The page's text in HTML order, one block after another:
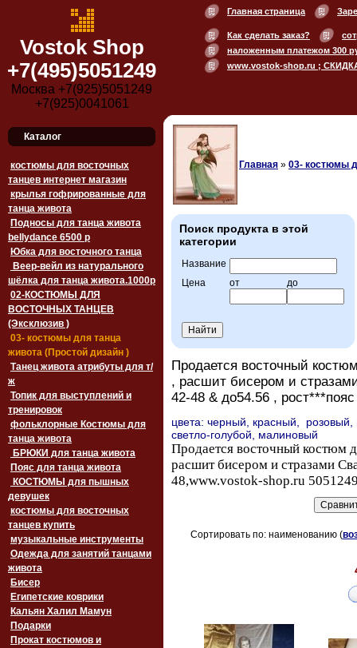
Vostok Shop
+7(495)5051249
Москва +7(925)5051249
+7(925)0041061
Главная страница
Как сделать заказ?
наложенным платежом 300
www.vostok-shop.ru ;
Каталог
костюмы для восточных
танцев интернет магазин
крылья гофрированные для
танца живота
Подносы для танца живота
bellydance 6500 p
Юбка для восточного танца
Веер-вейл из натурального
шёлка для танца живота.1000p
02-КОСТЮМЫ ДЛЯ
ВОСТОЧНЫХ ТАНЦЕВ
(Эксклюзив )
03- костюмы для танца
живота (Простой дизайн )
Танец живота атрибуты для т/
ж
Топик для выступлений и
тренировок
фольклорные Костюмы для
танца живота
БРЮКИ для танца живота
Пояс для танца живота
девушек
костюмы для восточных
танцев купить
музыкальные инструменты
Одежда для занятий танцами
живота
Бисер
Египетские коврики
Кальян Халил Мамун
Подарки
Прокат костюмов и
Главная » 03- костюмы
Поиск продукта в этой
категории
Название
Цена
от до
Продается восточный
, расшит бисером и
42-48 & до54.56 ,
цвета: черный, красный,
светло-голубой , малиновый
Продается восточный костюм
расшит бисером и стразами
48,www.vostok-shop.ru
Сортировать по: наименованию (